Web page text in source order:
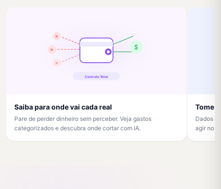
✕
✕
✕
$
Controle Total
Saiba para onde vai cada real
Pare de perder dinheiro sem perceber. Veja gastos
categorizados e descubra onde cortar com IA.
Tome
Dados
agir no